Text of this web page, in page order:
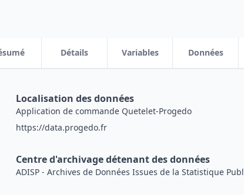
Détails Variables Données
Localisation des données
Application de commande Quetelet-Progedo
https://data.progedo.fr
Centre d'archivage détenant des données
ADISP - Archives de Données Issues de la Statistique